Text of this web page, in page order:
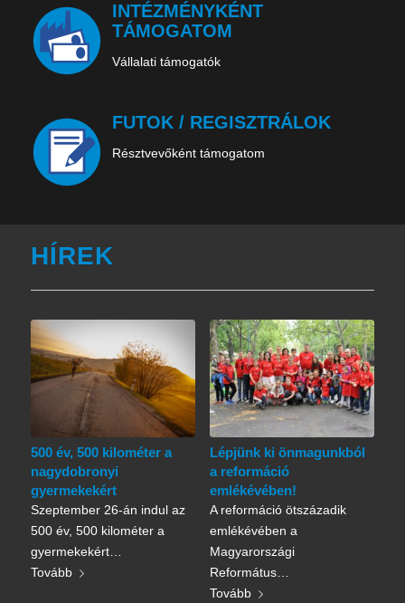
INTÉZMÉNYKÉNT
TÁMOGATOM
Vállalati támogatók
FUTOK / REGISZTRÁLOK
Résztvevőként támogatom
HÍREK
500 év, 500 kilométer a
nagydobronyi
gyermekekért
Szeptember 26-án indul az
500 év, 500 kilométer a
gyermekekért…
Tovább
Lépjünk ki önmagunkból
a reformáció
emlékévében!
A reformáció ötszázadik
emlékévében a
Magyarországi
Református…
Tovább